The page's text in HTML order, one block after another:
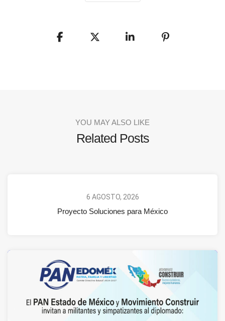
YOU MAY ALSO LIKE
Related Posts
6 AGOSTO, 2026
Proyecto Soluciones para México